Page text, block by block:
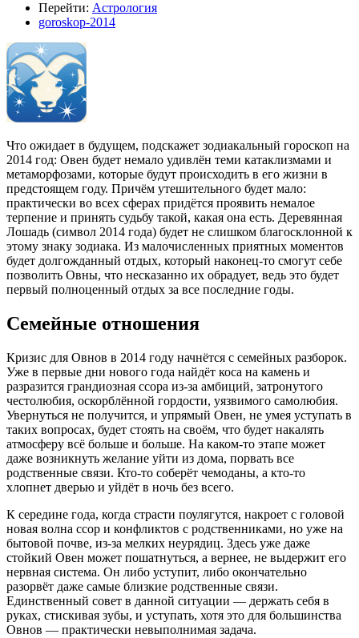
Перейти: Астрология
goroskop-2014
Что ожидает в будущем, подскажет зодиакальный гороскоп на
2014 год: Овен будет немало удивлён теми катаклизмами и
метаморфозами, которые будут происходить в его жизни в
предстоящем году. Причём утешительного будет мало:
практически во всех сферах придётся проявить немалое
терпение и принять судьбу такой, какая она есть. Деревянная
Лошадь (символ 2014 года) будет не слишком благосклонной к
этому знаку зодиака. Из малочисленных приятных моментов
будет долгожданный отдых, который наконец-то смогут себе
позволить Овны, что несказанно их обрадует, ведь это будет
первый полноценный отдых за все последние годы.
Семейные отношения
Кризис для Овнов в 2014 году начнётся с семейных разборок.
Уже в первые дни нового года найдёт коса на камень и
разразится грандиозная ссора из-за амбиций, затронутого
честолюбия, оскорблённой гордости, уязвимого самолюбия.
Увернуться не получится, и упрямый Овен, не умея уступать в
таких вопросах, будет стоять на своём, что будет накалять
атмосферу всё больше и больше. На каком-то этапе может
даже возникнуть желание уйти из дома, порвать все
родственные связи. Кто-то соберёт чемоданы, а кто-то
хлопнет дверью и уйдёт в ночь без всего.
К середине года, когда страсти поулягутся, накроет с головой
новая волна ссор и конфликтов с родственниками, но уже на
бытовой почве, из-за мелких неурядиц. Здесь уже даже
стойкий Овен может пошатнуться, а вернее, не выдержит его
нервная система. Он либо уступит, либо окончательно
разорвёт даже самые близкие родственные связи.
Единственный совет в данной ситуации — держать себя в
руках, стискивая зубы, и уступать, хотя это для большинства
Овнов — практически невыполнимая задача.